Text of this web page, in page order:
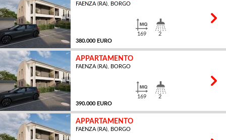
FAENZA (RA), BORGO
380.000 EURO
169 2
APPARTAMENTO
FAENZA (RA), BORGO
390.000 EURO
169 2
APPARTAMENTO
FAENZA (RA), BORGO